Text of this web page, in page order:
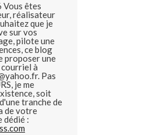
Vous êtes
réalisateur
que je
sur vos
pilote une
ce blog
proposer une
à
Pas
je me
soit
tranche de
de votre
dédié :